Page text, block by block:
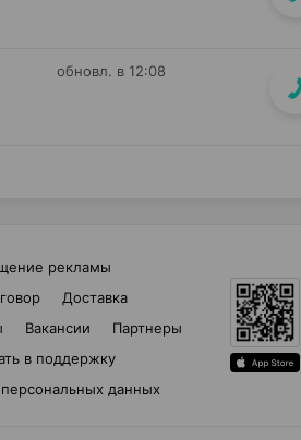
обновл. в 12:08
рекламы
Доставка
Вакансии
Партнеры
в поддержку
данных